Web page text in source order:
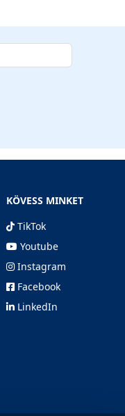
KÖVESS MINKET
TikTok
Youtube
Instagram
Facebook
LinkedIn